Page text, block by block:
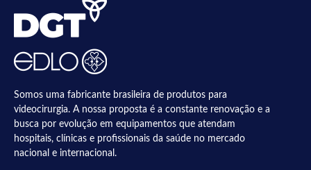
Somos uma fabricante brasileira de produtos para
videocirurgia. A nossa proposta é a constante renovação e a
busca por evolução em equipamentos que atendam
hospitais, clínicas e profissionais da saúde no mercado
nacional e internacional.